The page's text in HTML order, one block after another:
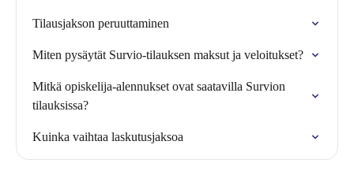
Tilausjakson peruuttaminen
Miten pysäytät Survio-tilauksen maksut ja veloitukset?
Mitkä opiskelija-alennukset ovat saatavilla Survion
tilauksissa?
Kuinka vaihtaa laskutusjaksoa